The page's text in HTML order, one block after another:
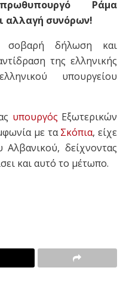
Ράμα
αλλαγή συνόρων!
σοβαρή δήλωση και
της ελληνικής
υπουργείου
υπουργός Εξωτερικών
με ταΣκόπια, είχε
Αλβανικού, δείχνοντας
και αυτό το μέτωπο.